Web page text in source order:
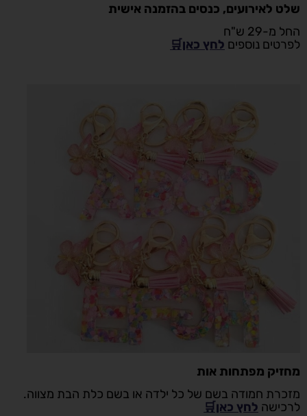
שלט לאירועים, כנסים בהזמנה אישית
החל מ-29 ש"ח
לפרטים נוספים לחץ כאן🛒
מחזיק מפתחות אות
מזכרת חמודה בשם של כל ילדה או בשם כלת הבת מצווה.
לרכישה לחץ כאן🛒